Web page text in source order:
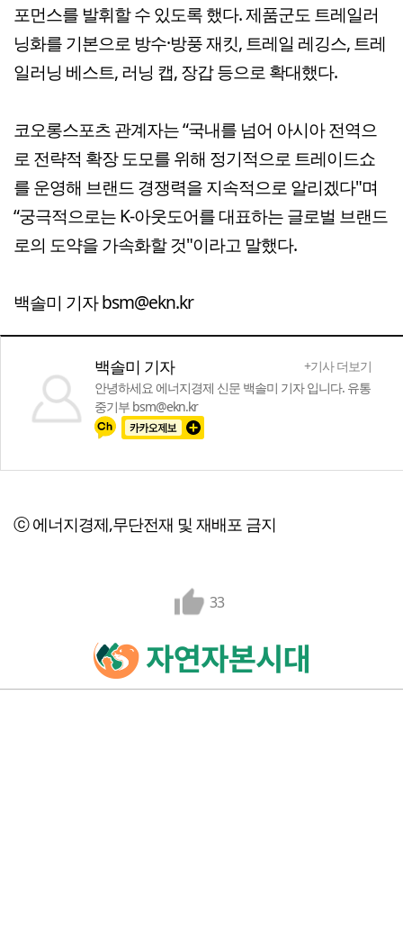
포먼스를 발휘할 수 있도록 했다. 제품군도 트레일러
닝화를 기본으로 방수·방풍 재킷, 트레일 레깅스, 트레
일러닝 베스트, 러닝 캡, 장갑 등으로 확대했다.
코오롱스포츠 관계자는 “국내를 넘어 아시아 전역으
로 전략적 확장 도모를 위해 정기적으로 트레이드쇼
를 운영해 브랜드 경쟁력을 지속적으로 알리겠다"며
“궁극적으로는 K-아웃도어를 대표하는 글로벌 브랜드
로의 도약을 가속화할 것"이라고 말했다.
백솔미 기자 bsm@ekn.kr
백솔미 기자
+기사 더보기
안녕하세요 에너지경제 신문 백솔미 기자 입니다. 유통
중기부 bsm@ekn.kr
ⓒ 에너지경제,무단전재 및 재배포 금지
33